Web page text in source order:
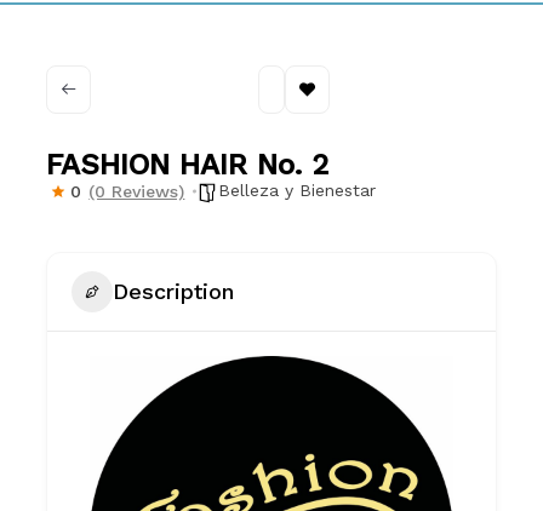
FASHION HAIR No. 2
0 (0 Reviews) Belleza y Bienestar
Description